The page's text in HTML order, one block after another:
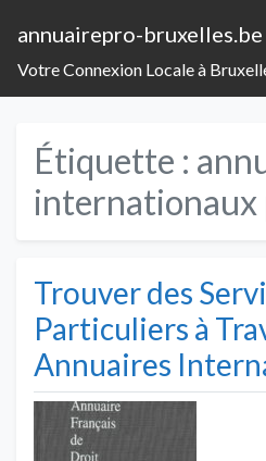
annuairepro-bruxelles.be
Votre Connexion Locale à
Étiquette :
Trouver des
Particuliers à
Annuaires